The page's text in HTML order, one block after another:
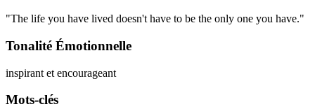
"The life you have lived doesn't have to be the only one you have."
Tonalité Émotionnelle
inspirant et encourageant
Mots-clés